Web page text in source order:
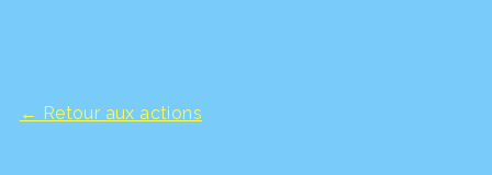
← Retour aux actions